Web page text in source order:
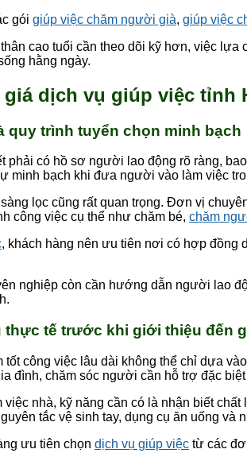
gói giúp việc chăm người già, giúp việc
cao tuổi cần theo dõi kỹ hơn, việc lựa
hằng ngày.
giá dịch vụ giúp việc tỉnh
quy trình tuyển chọn minh bạch
phải có hồ sơ người lao động rõ ràng,
minh bạch khi đưa người vào làm việc
lọc cũng rất quan trọng. Đơn vị
công việc cụ thể như chăm bé, chăm
, khách hàng nên ưu tiên nơi có hợp đồng
nghiệp còn cần hướng dẫn người lao
thực tế trước khi giới thiệu đến
công việc lâu dài không thể chỉ dựa
đình, chăm sóc người cần hỗ trợ đặc
nhà, kỹ năng cần có là nhận biết
tắc vệ sinh tay, dụng cụ ăn uống và
ưu tiên chọn dịch vụ giúp việc từ các